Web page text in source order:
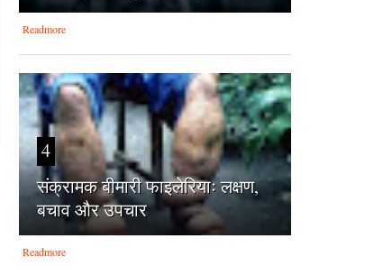
Readmore
4
संक्रामक बीमारी फाइलेरियाः लक्षण,
बचाव और उपचार
Readmore